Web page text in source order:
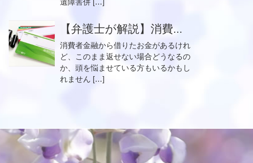
【弁護士が解説】消費...
消費者金融から借りたお金があるけれ
ど、このまま返せない場合どうなるの
か、頭を悩ませている方もいるかもし
れません […]